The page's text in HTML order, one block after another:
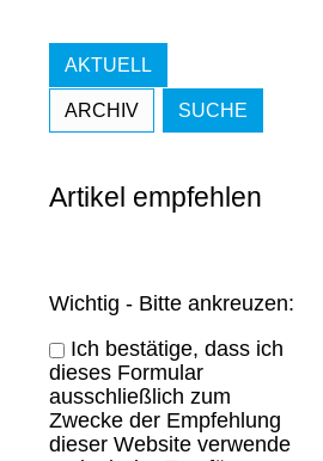
AKTUELL
ARCHIV SUCHE
Artikel empfehlen
Wichtig - Bitte ankreuzen:
Ich bestätige, dass ich
dieses Formular
ausschließlich zum
Zwecke der Empfehlung
dieser Website verwende